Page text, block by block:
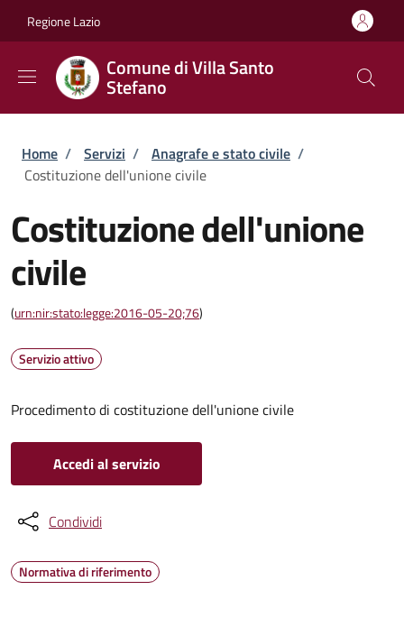
Regione Lazio
Comune di Villa Santo
Stefano
Briciole di pane
Home / Servizi / Anagrafe e stato civile /
Costituzione dell'unione civile
Costituzione dell'unione
civile
(urn:nir:stato:legge:2016-05-20;76)
Servizio attivo
Procedimento di costituzione dell'unione civile
Accedi al servizio
Condividi
Normativa di riferimento